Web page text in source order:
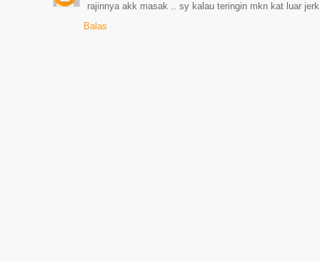
rajinnya akk masak .. sy kalau teringin mkn kat luar
Balas